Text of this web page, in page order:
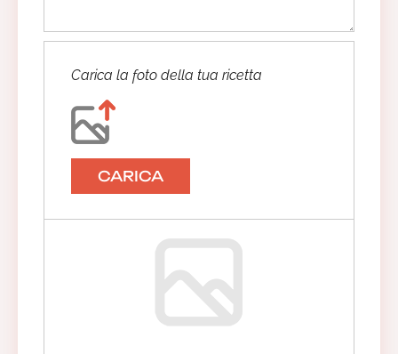
Carica la foto della tua ricetta
CARICA